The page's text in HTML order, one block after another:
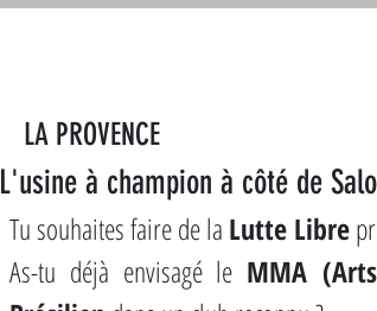
LA PROVENCE
L'usine à champion à côté de
Tu souhaites faire de la Lutte Libre
As-tu déjà envisagé le MMA